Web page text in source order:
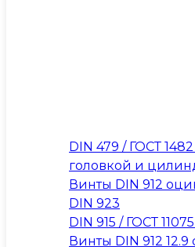
DIN 479 / ГОСТ
головкой и
Винты DIN 912
DIN 923
DIN 915 / ГОСТ
Винты DIN 912